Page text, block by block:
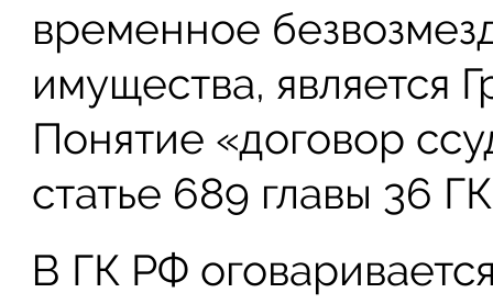
временное
имущества, является
Понятие «договор
статье 689 главы 36
В ГК РФ